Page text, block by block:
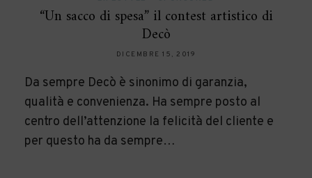
“Un sacco di spesa” il contest artistico di
Decò
DICEMBRE 15, 2019
Da sempre Decò è sinonimo di garanzia,
qualità e convenienza. Ha sempre posto al
centro dell’attenzione la felicità del cliente e
per questo ha da sempre…